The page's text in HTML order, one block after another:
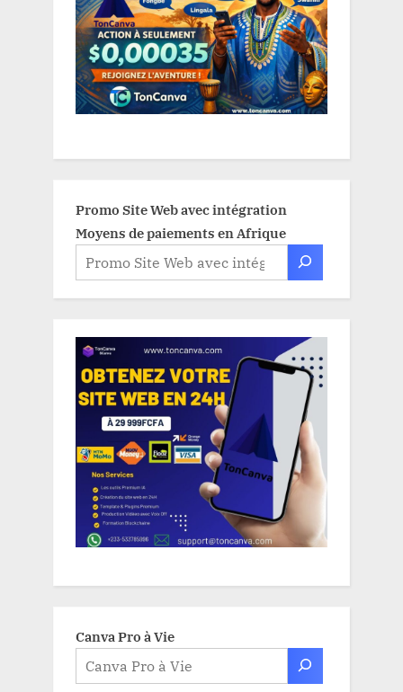
Promo Site Web avec intégration
Moyens de paiements en Afrique
Canva Pro à Vie